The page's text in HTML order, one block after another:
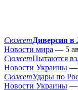
СюжетДиверсия в
Новости мира — 5
СюжетПытаются
Новости Украины —
СюжетУдары по
Новости Украины —